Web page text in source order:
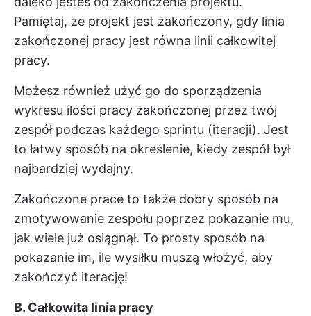
Pamiętaj, że projekt jest zakończony, gdy linia
zakończonej pracy jest równa linii całkowitej
pracy.
Możesz również użyć go do sporządzenia
wykresu ilości pracy zakończonej przez twój
zespół podczas każdego sprintu (iteracji). Jest
to łatwy sposób na określenie, kiedy zespół był
najbardziej wydajny.
Zakończone prace to także dobry sposób na
zmotywowanie zespołu poprzez pokazanie mu,
jak wiele już osiągnął. To prosty sposób na
pokazanie im, ile wysiłku muszą włożyć, aby
zakończyć iterację!
B. Całkowita linia pracy